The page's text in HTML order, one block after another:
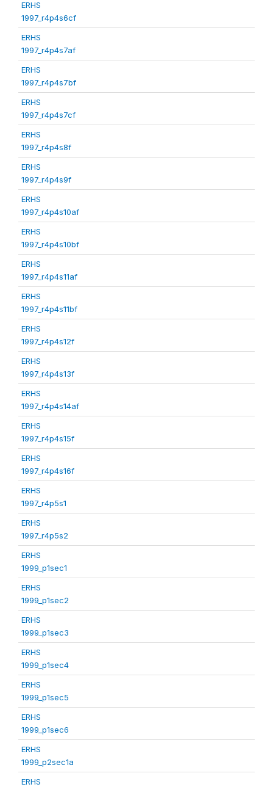
ERHS
1997_r4p4s6cf
ERHS
1997_r4p4s7af
ERHS
1997_r4p4s7bf
ERHS
1997_r4p4s7cf
ERHS
1997_r4p4s8f
ERHS
1997_r4p4s9f
ERHS
1997_r4p4s10af
ERHS
1997_r4p4s10bf
ERHS
1997_r4p4s11af
ERHS
1997_r4p4s11bf
ERHS
1997_r4p4s12f
ERHS
1997_r4p4s13f
ERHS
1997_r4p4s14af
ERHS
1997_r4p4s15f
ERHS
1997_r4p4s16f
ERHS
1997_r4p5s1
ERHS
1997_r4p5s2
ERHS
1999_p1sec1
ERHS
1999_p1sec2
ERHS
1999_p1sec3
ERHS
1999_p1sec4
ERHS
1999_p1sec5
ERHS
1999_p1sec6
ERHS
1999_p2sec1a
ERHS